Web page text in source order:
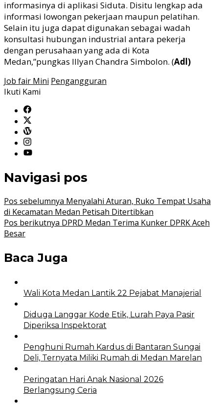
informasinya di aplikasi Siduta. Disitu lengkap ada
informasi lowongan pekerjaan maupun pelatihan.
Selain itu juga dapat digunakan sebagai wadah
konsultasi hubungan industrial antara pekerja
dengan perusahaan yang ada di Kota
Medan,”pungkas Illyan Chandra Simbolon. (Adl)
Job fair Mini Pengangguran
Ikuti Kami
Navigasi pos
Pos sebelumnya Menyalahi Aturan, Ruko Tempat Usaha
di Kecamatan Medan Petisah Ditertibkan
Pos berikutnya DPRD Medan Terima Kunker DPRK Aceh
Besar
Baca Juga
Wali Kota Medan Lantik 22 Pejabat Manajerial
Diduga Langgar Kode Etik, Lurah Paya Pasir
Diperiksa Inspektorat
Penghuni Rumah Kardus di Bantaran Sungai
Deli, Ternyata Miliki Rumah di Medan Marelan
Peringatan Hari Anak Nasional 2026
Berlangsung Ceria